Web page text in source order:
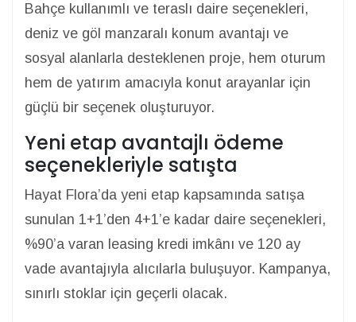
Bahçe kullanımlı ve teraslı daire seçenekleri,
deniz ve göl manzaralı konum avantajı ve
sosyal alanlarla desteklenen proje, hem oturum
hem de yatırım amacıyla konut arayanlar için
güçlü bir seçenek oluşturuyor.
Yeni etap avantajlı ödeme
seçenekleriyle satışta
Hayat Flora’da yeni etap kapsamında satışa
sunulan 1+1’den 4+1’e kadar daire seçenekleri,
%90’a varan leasing kredi imkânı ve 120 ay
vade avantajıyla alıcılarla buluşuyor. Kampanya,
sınırlı stoklar için geçerli olacak.